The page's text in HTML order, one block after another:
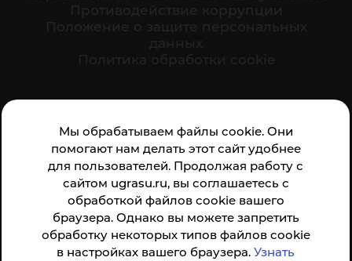
Мы обрабатываем файлы cookie. Они
помогают нам делать этот сайт удобнее
для пользователей. Продолжая работу с
сайтом ugrasu.ru, вы соглашаетесь с
обработкой файлов cookie вашего
браузера. Однако вы можете запретить
обработку некоторых типов файлов cookie
в настройках вашего браузера.Узнать
организации:
Анкета доступна по QR-коду, а так же по прямой
ссылке